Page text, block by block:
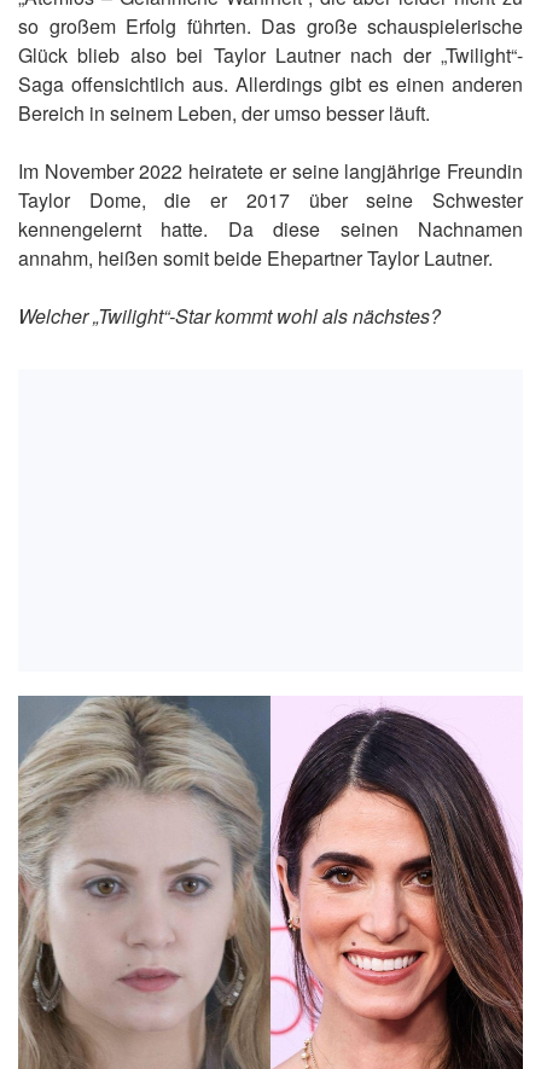
so großem Erfolg führten. Das große schauspielerische
Glück blieb also bei Taylor Lautner nach der „Twilight“-
Saga offensichtlich aus. Allerdings gibt es einen anderen
Bereich in seinem Leben, der umso besser läuft.
Im November 2022 heiratete er seine langjährige Freundin
Taylor Dome, die er 2017 über seine Schwester
kennengelernt hatte. Da diese seinen Nachnamen
annahm, heißen somit beide Ehepartner Taylor Lautner.
Welcher „Twilight“-Star kommt wohl als nächstes?